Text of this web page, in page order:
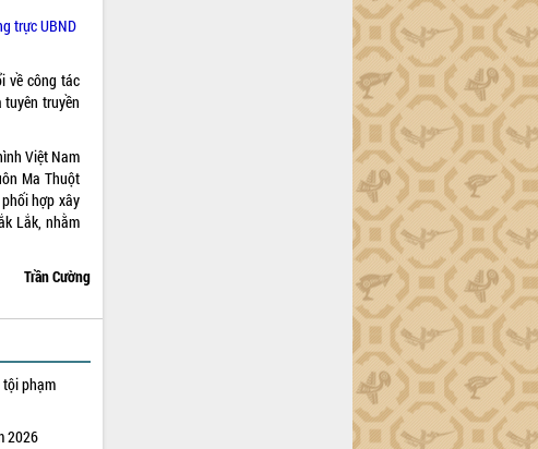
trực UBND
về công tác
truyền
Việt Nam
Ma Thuột
hợp xây
Lắk, nhằm
Trần Cường
phạm
2026